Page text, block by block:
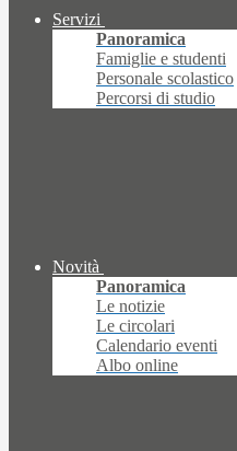
Servizi
Panoramica
Famiglie e studenti
Personale scolastico
Percorsi di studio
Novità
Panoramica
Le notizie
Le circolari
Calendario eventi
Albo online